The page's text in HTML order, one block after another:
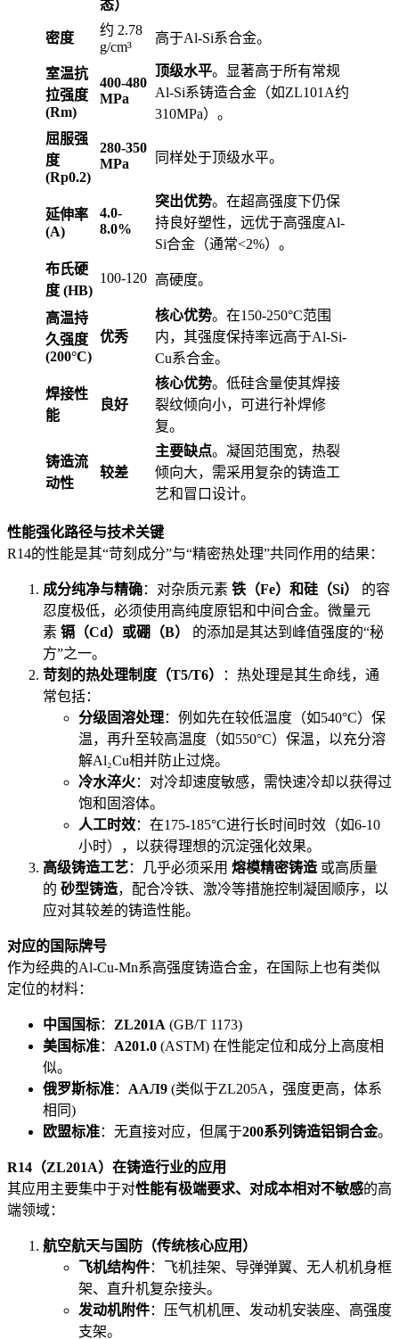
态）
密度
约 2.78
g/cm³
高于Al-Si系合金。
室温抗
拉强度
(Rm)
400-480
MPa
顶级水平。显著高于所有常规
Al-Si系铸造合金（如ZL101A约
310MPa）。
屈服强
度
(Rp0.2)
280-350
MPa
同样处于顶级水平。
延伸率
(A)
4.0-
8.0%
突出优势。在超高强度下仍保
持良好塑性，远优于高强度Al-
Si合金（通常<2%）。
布氏硬
度 (HB)
100-120 高硬度。
高温持
久强度
(200°C)
优秀
核心优势。在150-250°C范围
内，其强度保持率远高于Al-Si-
Cu系合金。
焊接性
能
良好
核心优势。低硅含量使其焊接
裂纹倾向小，可进行补焊修
复。
铸造流
动性
较差
主要缺点。凝固范围宽，热裂
倾向大，需采用复杂的铸造工
艺和冒口设计。
性能强化路径与技术关键
R14的性能是其“苛刻成分”与“精密热处理”共同作用的结果：
成分纯净与精确：对杂质元素 铁（Fe）和硅（Si）
的容
忍度极低，必须使用高纯度原铝和中间合金。微量元
素 镉（Cd）或硼（B）
的添加是其达到峰值强度的“秘
方”之一。
苛刻的热处理制度（T5/T6）
：热处理是其生命线，通
常包括：
分级固溶处理：例如先在较低温度（如540°C）保
温，再升至较高温度（如550°C）保温，以充分溶
解Al₂Cu相并防止过烧。
冷水淬火：对冷却速度敏感，需快速冷却以获得过
饱和固溶体。
人工时效：在175-185°C进行长时间时效（如6-10
小时），以获得理想的沉淀强化效果。
高级铸造工艺：几乎必须采用 熔模精密铸造 或高质量
的 砂型铸造，配合冷铁、激冷等措施控制凝固顺序，以
应对其较差的铸造性能。
对应的国际牌号
作为经典的Al-Cu-Mn系高强度铸造合金，在国际上也有类似
定位的材料：
中国国标： ZL201A (GB/T 1173)
美国标准： A201.0 (ASTM) 在性能定位和成分上高度相
似。
俄罗斯标准： AAЛ9 (类似于ZL205A，强度更高，体系
相同)
欧盟标准：无直接对应，但属于200系列铸造铝铜合金。
R14（ZL201A）在铸造行业的应用
其应用主要集中于对性能有极端要求、对成本相对不敏感的高
端领域：
航空航天与国防（传统核心应用）
飞机结构件：飞机挂架、导弹弹翼、无人机机身框
架、直升机复杂接头。
发动机附件：压气机机匣、发动机安装座、高强度
支架。